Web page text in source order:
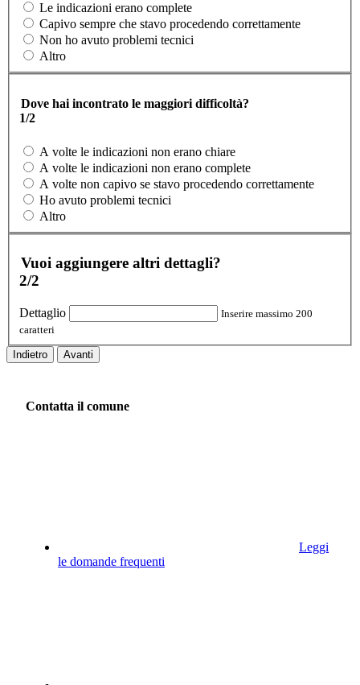
Le indicazioni erano complete
Capivo sempre che stavo procedendo correttamente
Non ho avuto problemi tecnici
Altro
Dove hai incontrato le maggiori difficoltà?
1/2
A volte le indicazioni non erano chiare
A volte le indicazioni non erano complete
A volte non capivo se stavo procedendo correttamente
Ho avuto problemi tecnici
Altro
Vuoi aggiungere altri dettagli?
2/2
Dettaglio
Inserire massimo 200
caratteri
Indietro Avanti
Contatta il comune
Leggi
le domande frequenti